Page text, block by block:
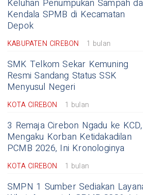
Keluhan Penumpukan Sampah
Kendala SPMB di Kecamatan
Depok
KABUPATEN CIREBON 1 bulan
SMK Telkom Sekar Kemuning
Resmi Sandang Status SSK
Menyusul Negeri
KOTA CIREBON 1 bulan
3 Remaja Cirebon Ngadu ke KCD,
Mengaku Korban Ketidakadilan
PCMB 2026, Ini Kronologinya
KOTA CIREBON 1 bulan
SMPN 1 Sumber Sediakan